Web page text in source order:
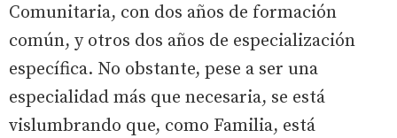
Comunitaria, con dos años de formación
común, y otros dos años de especialización
específica. No obstante, pese a ser una
especialidad más que necesaria, se está
vislumbrando que, como Familia, está